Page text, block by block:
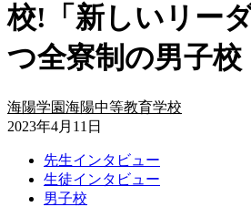
校!「新しいリー
つ全寮制の男子校
海陽学園海陽中等教育学校
2023年4月11日
先生インタビュー
生徒インタビュー
男子校